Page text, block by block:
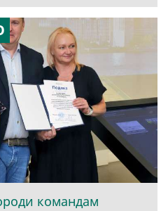
командам